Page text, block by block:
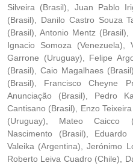
Silveira (Brasil), Juan Pablo
(Brasil), Danilo Castro Souza
(Brasil), Antonio Mentz
Ignacio Somoza (Venezuela),
Garrone (Uruguay), Felipe
(Brasil), Caio Magalhaes
(Brasil), Francisco Cheyne
Anunciação (Brasil), Pedro
Cantisano (Brasil), Enzo
(Uruguay), Mateo Caicco
Nascimento (Brasil),
Valeika (Argentina), Jerónimo
Roberto Leiva Cuadro (Chile),